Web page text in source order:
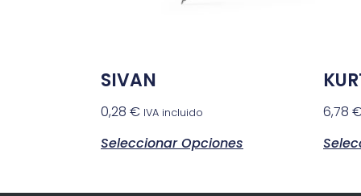
SIVAN
0,28 € IVA incluido
Seleccionar Opciones
6,78